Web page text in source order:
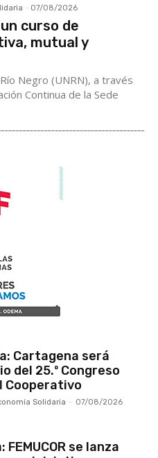
- 07/08/2026
curso de
mutual y
Negro (UNRN), a través
Continua de la Sede
Cartagena será
del 25.º Congreso
Cooperativo
Solidaria - 07/08/2026
FEMUCOR se lanza